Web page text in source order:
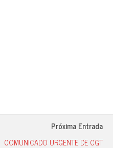
Próxima Entrada
COMUNICADO URGENTE DE CGT